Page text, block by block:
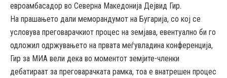
евроамбасадор во Северна Македонија Дејвид Гир.
На прашањето дали меморандумот на Бугарија, со кој се
условува преговарачкиот процес на земјава, евентуално би го
одложил одржувањето на првата меѓувладина конференција,
Гир за МИА вели дека во моментот земјите-членки
дебатираат за преговарачката рамка, тоа е внатрешен процес